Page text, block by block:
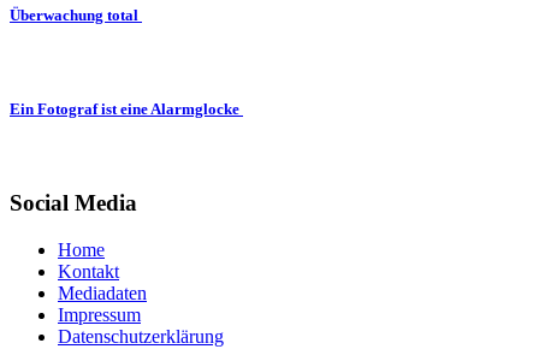
Überwachung total
Ein Fotograf ist eine Alarmglocke
Social Media
Home
Kontakt
Mediadaten
Impressum
Datenschutzerklärung